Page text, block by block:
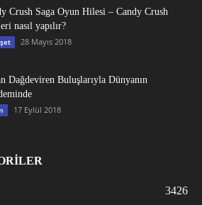
Crush Saga Oyun Hilesi – Candy Crush
nasıl yapılır?
28 Mayıs 2018
Dağdeviren Buluşlarıyla Dünyanın
17 Eylül 2018
3426